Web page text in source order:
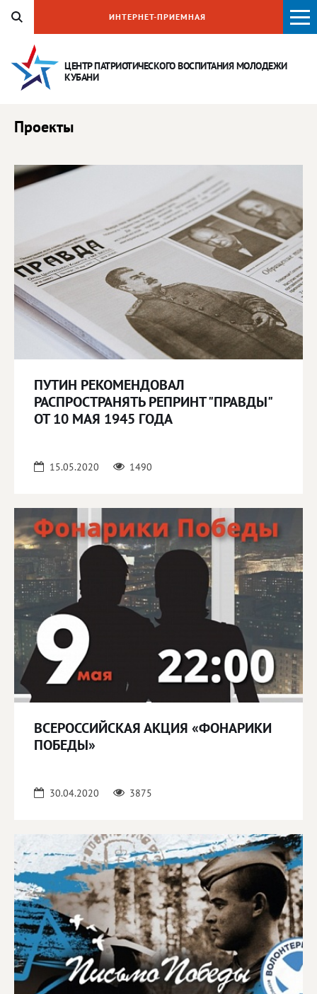
ЦЕНТР ПАТРИОТИЧЕСКОГО ВОСПИТАНИЯМОЛОДЕЖИ
КУБАНИ
ИНТЕРНЕТ-ПРИЕМНАЯ
Проекты
ПУТИН РЕКОМЕНДОВАЛ
РАСПРОСТРАНЯТЬ РЕПРИНТ "ПРАВДЫ"
ОТ 10 МАЯ 1945 ГОДА
15.05.2020 1490
ВСЕРОССИЙСКАЯ АКЦИЯ «ФОНАРИКИ
ПОБЕДЫ»
30.04.2020 3875